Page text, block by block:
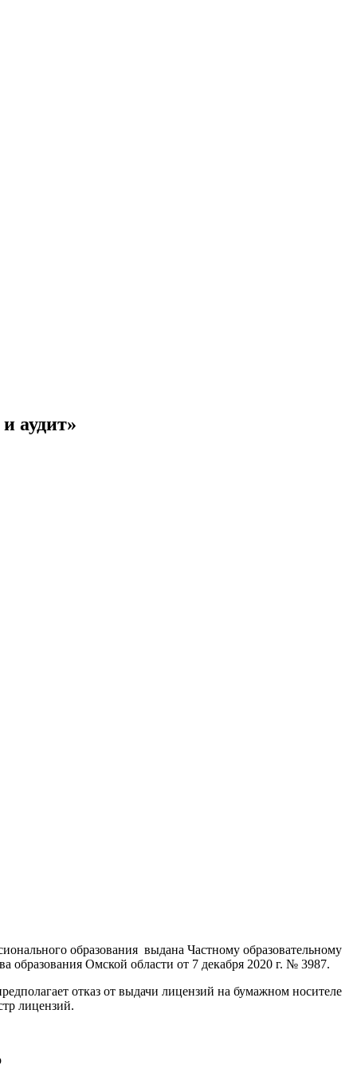
аудит»
образования выдана Частному образовательному
образования Омской области от 7 декабря 2020 г. № 3987.
отказ от выдачи лицензий на бумажном носителе
лицензий.